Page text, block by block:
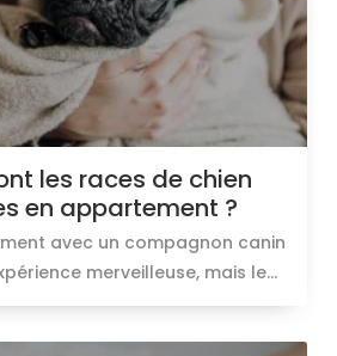
les races de chien
en appartement ?
avec un compagnon canin
merveilleuse, mais le...